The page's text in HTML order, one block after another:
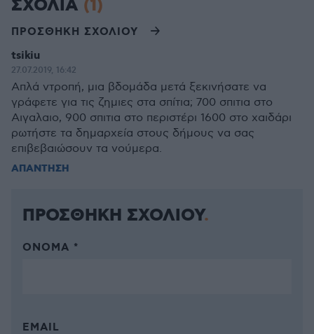
ΣΧΟΛΙΑ (1)
ΠΡΟΣΘΗΚΗ ΣΧΟΛΙΟΥ
tsikiu
27.07.2019, 16:42
Απλά ντροπή, μια βδομάδα μετά ξεκινήσατε να
γράφετε για τις ζημιες στα σπίτια; 700 σπιτια στο
Αιγαλαιο, 900 σπιτια στο περιστέρι 1600 στο χαιδάρι
ρωτήστε τα δημαρχεία στους δήμους να σας
επιβεβαιώσουν τα νούμερα.
ΑΠΑΝΤΗΣΗ
ΠΡΟΣΘΗΚΗ ΣΧΟΛΙΟΥ
ΌΝΟΜΑ *
EMAIL